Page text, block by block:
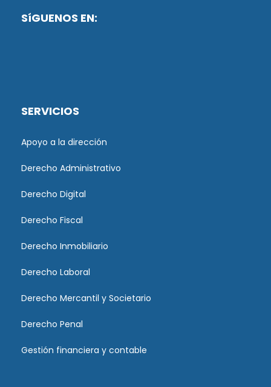
SíGUENOS EN:
SERVICIOS
Apoyo a la dirección
Derecho Administrativo
Derecho Digital
Derecho Fiscal
Derecho Inmobiliario
Derecho Laboral
Derecho Mercantil y Societario
Derecho Penal
Gestión financiera y contable